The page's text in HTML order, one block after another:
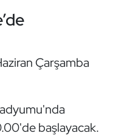
Çarşamba
başlayacak.